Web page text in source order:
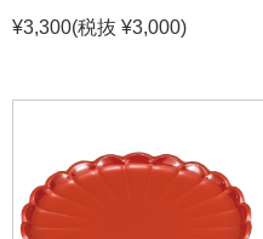
¥3,300(税抜 ¥3,000)